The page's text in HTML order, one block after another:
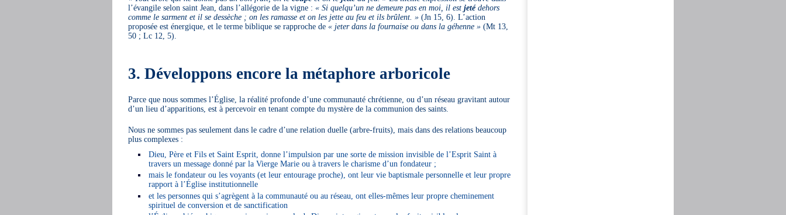
l’évangile selon saint Jean, dans l’allégorie de la vigne : « Si quelqu’un ne demeure pas en moi, il est jetédehors
comme le sarment et il se dessèche ; on les ramasse et on les jette au feu et ils brûlent. »(Jn 15, 6). L’action
proposée est énergique, et le terme biblique se rapproche de « jeter dans la fournaise ou dans la géhenne »(Mt 13,
50 ; Lc 12, 5).
3. Développons encore la métaphore arboricole
Parce que nous sommes l’Église, la réalité profonde d’une communauté chrétienne, ou d’un réseau gravitant autour
d’un lieu d’apparitions, est à percevoir en tenant compte du mystère de la communion des saints.
Nous ne sommes pas seulement dans le cadre d’une relation duelle (arbre-fruits), mais dans des relations beaucoup
plus complexes :
Dieu, Père et Fils et Saint Esprit, donne l’impulsion par une sorte de mission invisible de l’Esprit Saint à
travers un message donné par la Vierge Marie ou à travers le charisme d’un fondateur ;
mais le fondateur ou les voyants (et leur entourage proche), ont leur vie baptismale personnelle et leur propre
rapport à l’Église institutionnelle
et les personnes qui s’agrègent à la communauté ou au réseau, ont elles-mêmes leur propre cheminement
spirituel de conversion et de sanctification